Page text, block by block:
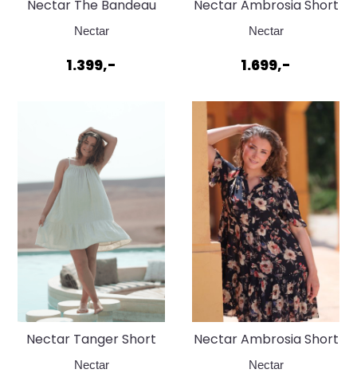
Nectar The Bandeau
Dress Black
Nectar
1.399,-
Nectar Ambrosia Short
Red Check
Nectar
1.699,-
Nectar Tanger Short
Dress White Swan
Nectar
Nectar Ambrosia Short
Dark Botanica
Nectar